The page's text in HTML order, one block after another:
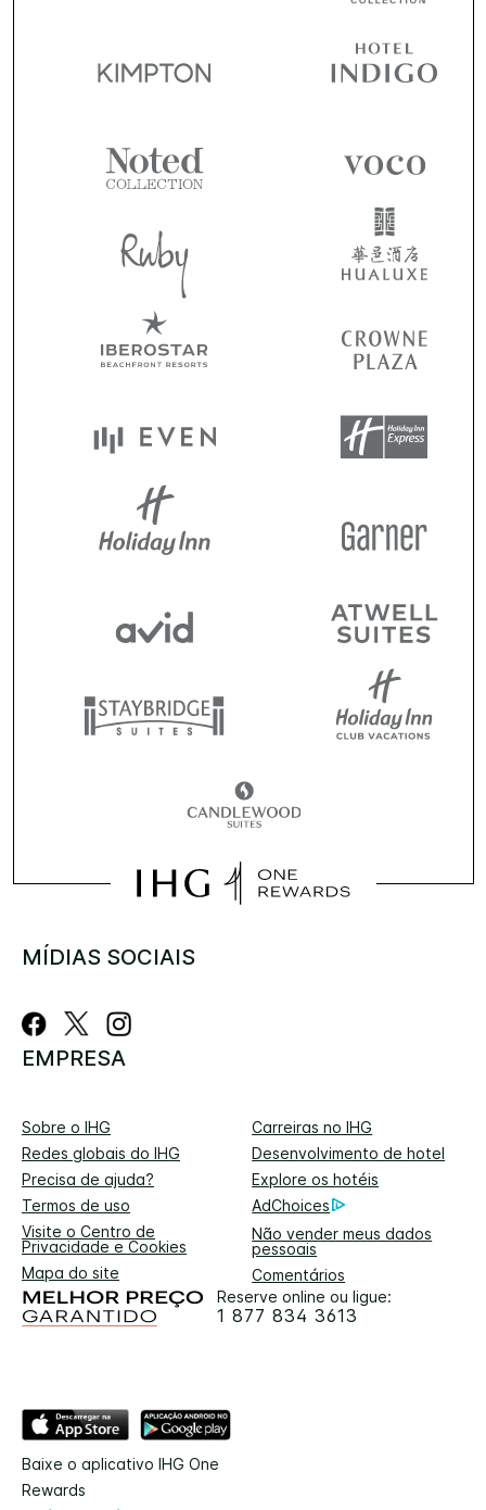
MÍDIAS SOCIAIS
EMPRESA
Sobre o IHG
Carreiras no IHG
Redes globais do IHG
Desenvolvimento de hotel
Precisa de ajuda?
Explore os hotéis
Termos de uso
AdChoices
Visite o Centro de
Privacidade e Cookies
Não vender meus dados
pessoais
Mapa do site
Comentários
Reserve online ou ligue:
1 877 834 3613
Baixe o aplicativo IHG One
Rewards